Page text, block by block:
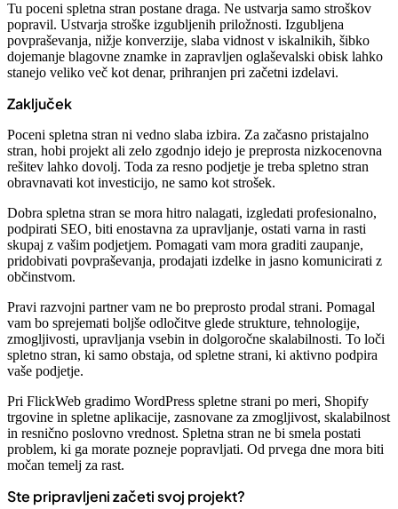
Tu poceni spletna stran postane draga. Ne ustvarja samo stroškov
popravil. Ustvarja stroške izgubljenih priložnosti. Izgubljena
povpraševanja, nižje konverzije, slaba vidnost v iskalnikih, šibko
dojemanje blagovne znamke in zapravljen oglaševalski obisk lahko
stanejo veliko več kot denar, prihranjen pri začetni izdelavi.
Zaključek
Poceni spletna stran ni vedno slaba izbira. Za začasno pristajalno
stran, hobi projekt ali zelo zgodnjo idejo je preprosta nizkocenovna
rešitev lahko dovolj. Toda za resno podjetje je treba spletno stran
obravnavati kot investicijo, ne samo kot strošek.
Dobra spletna stran se mora hitro nalagati, izgledati profesionalno,
podpirati SEO, biti enostavna za upravljanje, ostati varna in rasti
skupaj z vašim podjetjem. Pomagati vam mora graditi zaupanje,
pridobivati povpraševanja, prodajati izdelke in jasno komunicirati z
občinstvom.
Pravi razvojni partner vam ne bo preprosto prodal strani. Pomagal
vam bo sprejemati boljše odločitve glede strukture, tehnologije,
zmogljivosti, upravljanja vsebin in dolgoročne skalabilnosti. To loči
spletno stran, ki samo obstaja, od spletne strani, ki aktivno podpira
vaše podjetje.
Pri FlickWeb gradimo WordPress spletne strani po meri, Shopify
trgovine in spletne aplikacije, zasnovane za zmogljivost, skalabilnost
in resnično poslovno vrednost. Spletna stran ne bi smela postati
problem, ki ga morate pozneje popravljati. Od prvega dne mora biti
močan temelj za rast.
Ste pripravljeni začeti svoj projekt?